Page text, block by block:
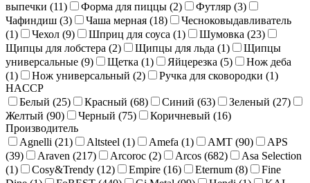
выпечки (11) Форма для пиццы (2) Футляр (3)
Чафиндиш (3) Чаша мерная (18)
Чесноковыдавливатель
(1) Чехол (9) Шприц для соуса (1) Шумовка (23)
Щипцы для лобстера (2) Щипцы для льда (1)
Щипцы
универсальные (9) Щетка (1) Яйцерезка (5)
Нож деба
(1) Нож универсальный (2) Ручка для сковородки (1)
HACCP
Белый (25) Красный (68) Синий (63) Зеленый (27)
Желтый (90) Черный (75) Коричневый (16)
Производитель
Agnelli (21) Altsteel (1) Amefa (1) AMT (90)
APS
(39) Araven (217) Arcoroc (2) Arcos (682)
Asa Selection
(1) Cosy&Trendy (12) Empire (16) Eternum (8)
Fine